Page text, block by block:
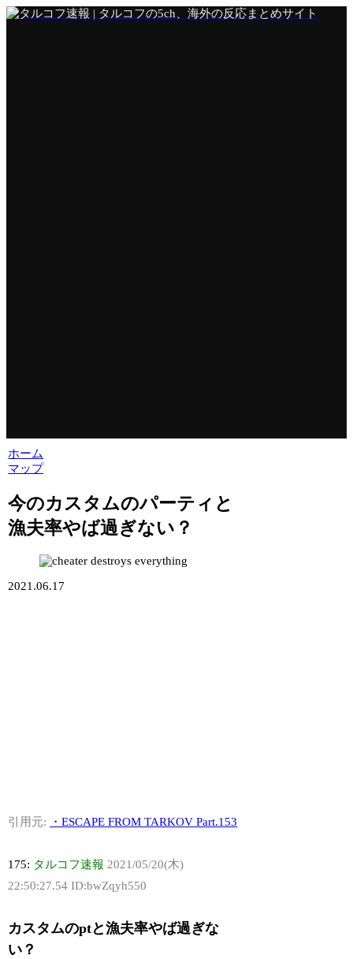
ホーム
マップ
今のカスタムのパーティと
漁夫率やば過ぎない？
2021.06.17
引用元: ・ESCAPE FROM TARKOV Part.153
175: タルコフ速報 2021/05/20(木)
22:50:27.54 ID:bwZqyh550
カスタムのptと漁夫率やば過ぎな
い？